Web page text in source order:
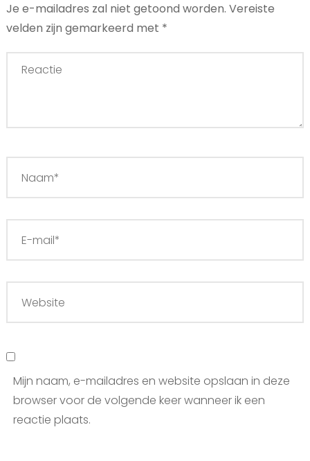
Je e-mailadres zal niet getoond worden. Vereiste
velden zijn gemarkeerd met *
Mijn naam, e-mailadres en website opslaan in deze
browser voor de volgende keer wanneer ik een
reactie plaats.